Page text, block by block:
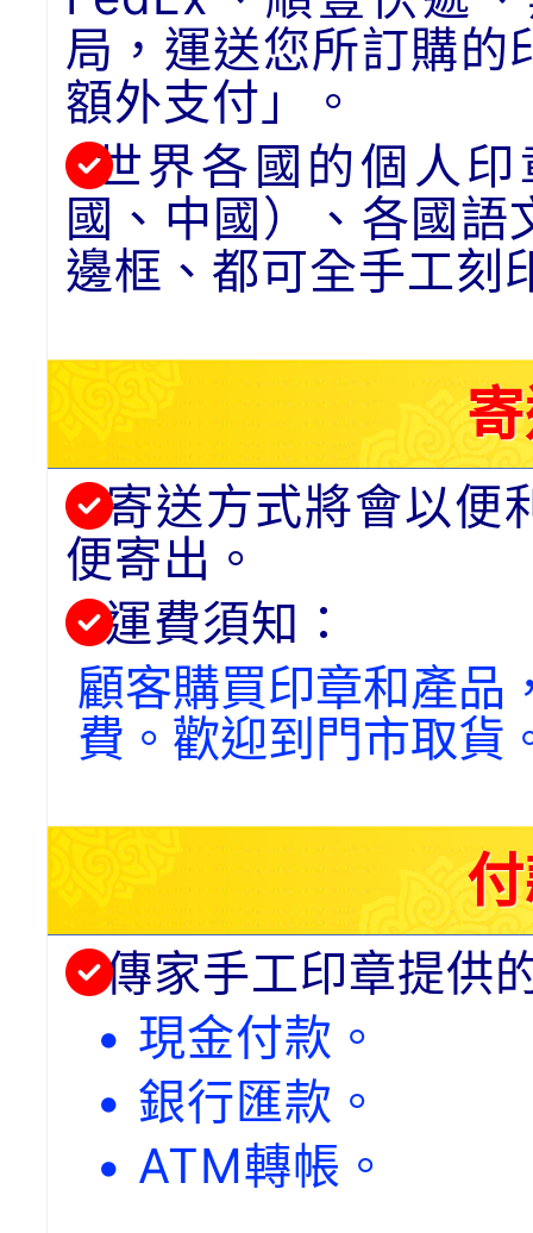
局，運送您所訂購的
額外支付」。
世界各國的個人
國、中國）、各國
邊框、都可全手工刻
寄送方式將會以便
便寄出。
運費須知：
顧客購買印章和產品
費。歡迎到門市取貨
傳家手工印章提供
• 現金付款。
• 銀行匯款。
• ATM轉帳。